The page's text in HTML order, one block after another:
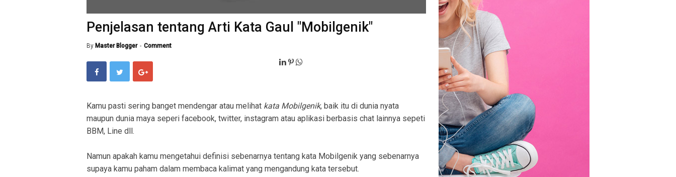
Penjelasan tentang Arti Kata Gaul "Mobilgenik"
By Master Blogger Comment
Kamu pasti sering banget mendengar atau melihat kata Mobilgenik, baik itu di dunia nyata
maupun dunia maya seperi facebook, twitter, instagram atau aplikasi berbasis chat lainnya sepeti
BBM, Line dll.
Namun apakah kamu mengetahui definisi sebenarnya tentang kata Mobilgenik yang sebenarnya
supaya kamu paham dalam membaca kalimat yang mengandung kata tersebut.